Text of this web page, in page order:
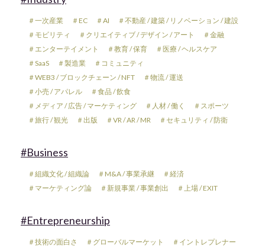
＃一次産業 ＃EC ＃AI
＃不動産 / 建築 / リノベーション / 建設
＃モビリティ
＃クリエイティブ / デザイン / アート
＃金融
＃エンターテイメント
＃教育 / 保育
＃医療 / ヘルスケア
＃SaaS
＃製造業
＃コミュニティ
＃WEB3 / ブロックチェーン / NFT
＃物流 / 運送
＃小売 / アパレル
＃食品 / 飲食
＃メディア / 広告 / マーケティング
＃人材 / 働く
＃スポーツ
＃旅行 / 観光
＃出版 ＃VR / AR / MR ＃セキュリティ / 防衛
#Business
＃組織文化 / 組織論 ＃M&A / 事業承継
＃経済
＃マーケティング論
＃新規事業 / 事業創出 ＃上場 / EXIT
#Entrepreneurship
＃技術の面白さ ＃グローバルマーケット
＃イントレプレナー